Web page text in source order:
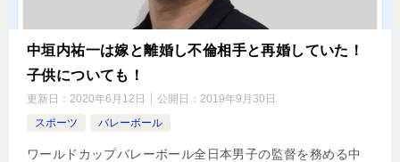
中垣内祐一は嫁と離婚し不倫相手と再婚していた！
子供についても！
更新日： 2020年6月12日 公開日： 2019年9月30日
スポーツ
バレーボール
ワールドカップバレーボール全日本男子の監督を務める中